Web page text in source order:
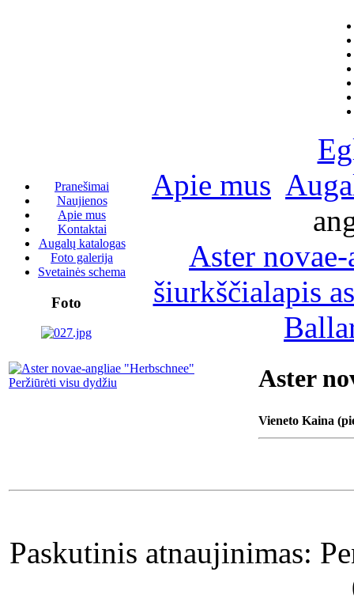
Pranešimai
Naujienos
Apie mus
Kontaktai
Augalų katalogas
Foto galerija
Svetainės schema
Foto
Apie mus
Aster
šiurkščialapis
Peržiūrėti visu dydžiu Aster
Vieneto Kaina
Paskutinis atnaujinimas: